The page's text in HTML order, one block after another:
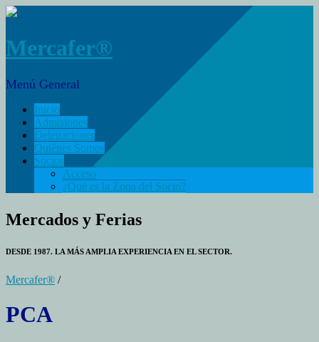
Mercafer®
Menú General
Inicio
Admisiones
Delegaciones
Quiénes Somos
Socios
Acceso
¿Qué es la Zona del Socio?
Mercados y Ferias
DESDE 1987. LA MÁS AMPLIA EXPERIENCIA EN EL SECTOR.
Mercafer® /
PCA